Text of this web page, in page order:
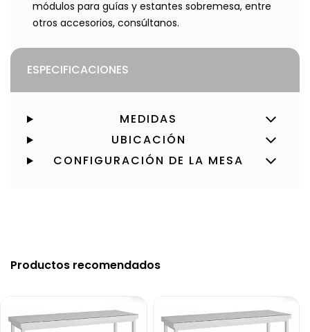
módulos para guías y estantes sobremesa, entre
otros accesorios, consúltanos.
ESPECIFICACIONES
MEDIDAS
UBICACIÓN
CONFIGURACIÓN DE LA MESA
Productos recomendados